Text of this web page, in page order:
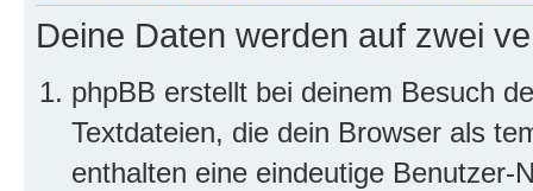
Deine Daten werden auf zwei
phpBB erstellt bei deinem Besuch
Textdateien, die dein Browser als
enthalten eine eindeutige